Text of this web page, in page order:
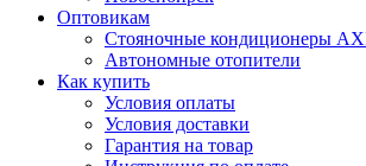
Оптовикам
Стояночные кондиционеры
Автономные отопители
Как купить
Условия оплаты
Условия доставки
Гарантия на товар